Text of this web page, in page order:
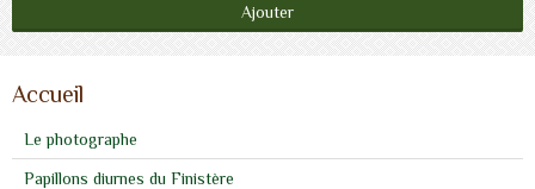
Ajouter
Accueil
Le photographe
Papillons diurnes du Finistère